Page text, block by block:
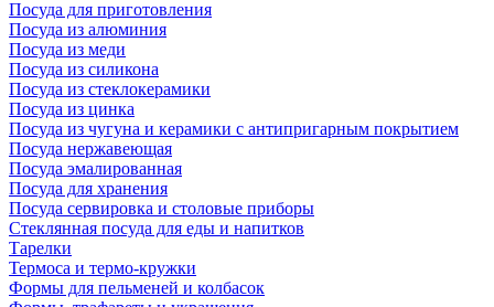
Посуда для приготовления
Посуда из алюминия
Посуда из меди
Посуда из силикона
Посуда из стеклокерамики
Посуда из цинка
Посуда из чугуна и керамики с антипригарным покрытием
Посуда нержавеющая
Посуда эмалированная
Посуда для хранения
Посуда сервировка и столовые приборы
Стеклянная посуда для еды и напитков
Тарелки
Термоса и термо-кружки
Формы для пельменей и колбасок